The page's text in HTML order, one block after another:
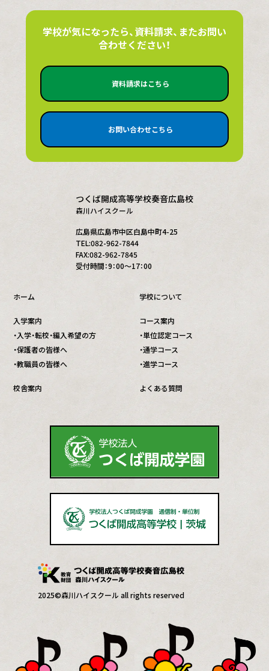
学校が気になったら、資料請求、またお問い
合わせください！
資料請求はこちら
お問い合わせこちら
つくば開成高等学校奏音広島校
森川ハイスクール
広島県広島市中区白島中町4-25
TEL:082-962-7844
FAX:082-962-7845
受付時間：9：00～17：00
ホーム 学校について
入学案内
・入学・転校・編入希望の方
・保護者の皆様へ
・教職員の皆様へ
コース案内
・単位認定コース
・通学コース
・進学コース
校舎案内 よくある質問
2025©森川ハイスクール all rights reserved